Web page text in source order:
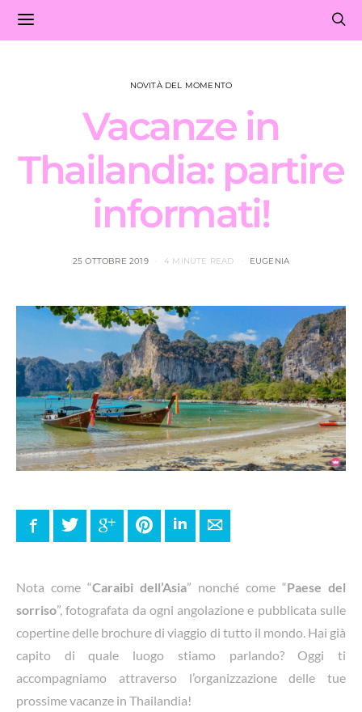
NOVITÀ DEL MOMENTO
Vacanze in
Thailandia: partire
informati!
25 OTTOBRE 2019 4 MINUTE READ EUGENIA
FacebookTwitter Google+ PinterestLinkedInE-mail
Nota come “Caraibi dell’Asia” nonché come “Paese del
sorriso”, fotografata da ogni angolazione e pubblicata sulle
copertine delle brochure di viaggio di tutto il mondo. Hai già
capito di quale luogo stiamo parlando? Oggi ti
accompagniamo attraverso l’organizzazione delle tue
prossime vacanze in Thailandia!